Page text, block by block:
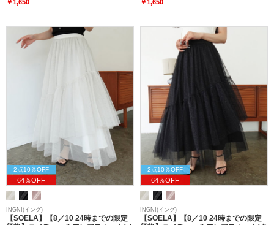
￥1,650 ￥1,650
2点10％OFF
64％OFF
INGNI(イング)
【SOELA】【8／10 24時までの限定
2点10％OFF
64％OFF
INGNI(イング)
【SOELA】【8／10 24時までの限定